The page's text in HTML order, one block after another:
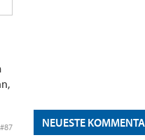
#87 NEUESTE